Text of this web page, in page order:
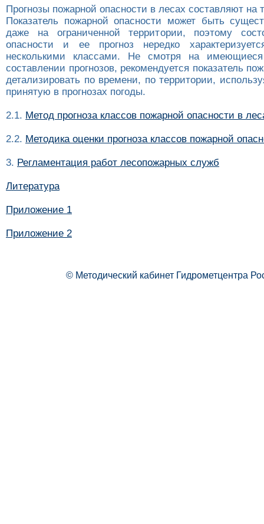
Прогнозы пожарной опасности в лесах составляют на
Показатель пожарной опасности может быть
даже на ограниченной территории, поэтому
опасности и ее прогноз нередко
несколькими классами. Не смотря на
составлении прогнозов, рекомендуется показатель
детализировать по времени, по территории,
принятую в прогнозах погоды.
2.1. Метод прогноза классов пожарной опасности в
2.2. Методика оценки прогноза классов пожарной
3. Регламентация работ лесопожарных служб
Литература
Приложение 1
Приложение 2
© Методический кабинет Гидрометцентра